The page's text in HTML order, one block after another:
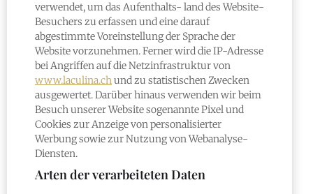
verwendet, um das Aufenthalts- land des Website-
Besuchers zu erfassen und eine darauf
abgestimmte Voreinstellung der Sprache der
Website vorzunehmen. Ferner wird die IP-Adresse
bei Angriffen auf die Netzinfrastruktur von
www.laculina.chund zu statistischen Zwecken
ausgewertet. Darüber hinaus verwenden wir beim
Besuch unserer Website sogenannte Pixel und
Cookies zur Anzeige von personalisierter
Werbung sowie zur Nutzung von Webanalyse-
Diensten.
Arten der verarbeiteten Daten